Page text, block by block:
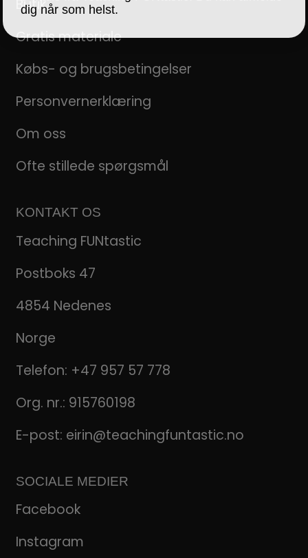
Butik
Gratis materiale
Købs- og brugsbetingelser
Personvernerklæring
Om oss
Ofte stillede spørgsmål
KONTAKT OS
Teaching FUNtastic
Postboks 47
4854 Nedenes
Norge
Telefon: +47 957 57 778
Org. nr.: 915760198
E-post: eirin@teachingfuntastic.no
SOCIALE MEDIER
Facebook
Instagram
dig når som helst.